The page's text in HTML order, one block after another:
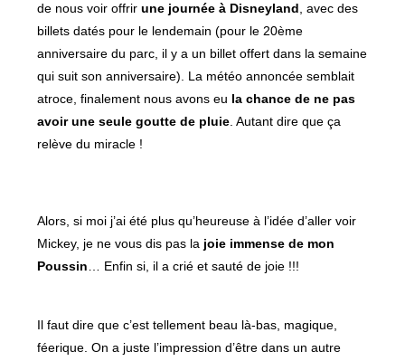
de nous voir offrirune journée à Disneyland , avec des
billets datés pour le lendemain (pour le 20ème
anniversaire du parc, il y a un billet offert dans la semaine
qui suit son anniversaire). La météo annoncée semblait
atroce, finalement nous avons eu la chance de ne pas
avoir une seule goutte de pluie . Autant dire que ça
relève du miracle !
Alors, si moi j’ai été plus qu’heureuse à l’idée d’aller voir
Mickey, je ne vous dis pas la joie immense de mon
Poussin … Enfin si, il a crié et sauté de joie !!!
Il faut dire que c’est tellement beau là-bas, magique,
féerique. On a juste l’impression d’être dans un autre